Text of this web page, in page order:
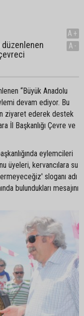
A+
A-
“Büyük Anadolu
devam ediyor. Bu
ziyaret ederek destek
İl Başkanlığı Çevre ve
eylemcileri
üyeleri, kervancılara su
sloganı adı
bulundukları mesajını